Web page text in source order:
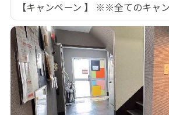
【キャンペーン 】 ※※全てのキャ